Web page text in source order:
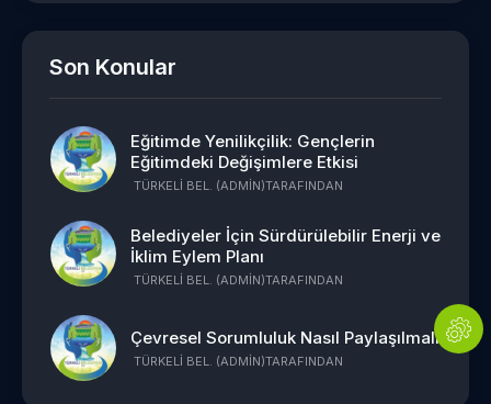
Son Konular
Eğitimde Yenilikçilik: Gençlerin
Eğitimdeki Değişimlere Etkisi
TÜRKELI BEL. (ADMIN)TARAFINDAN
Belediyeler İçin Sürdürülebilir Enerji ve
İklim Eylem Planı
TÜRKELI BEL. (ADMIN)TARAFINDAN
Çevresel Sorumluluk Nasıl Paylaşılmalı
TÜRKELI BEL. (ADMIN)TARAFINDAN